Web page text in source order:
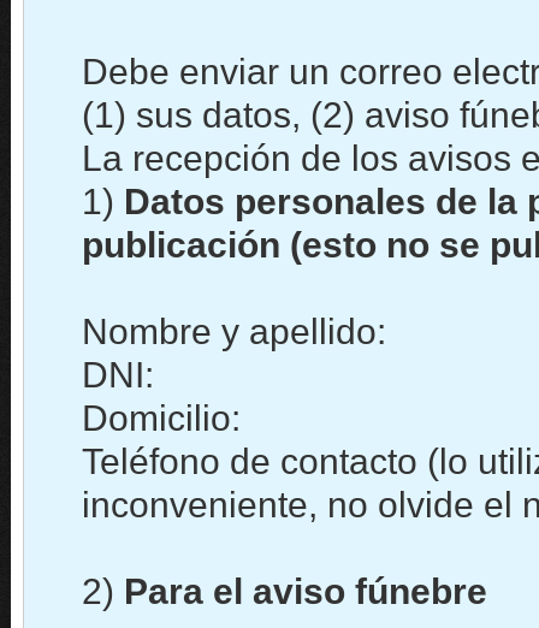
Debe enviar un correo
(1) sus datos, (2) aviso
La recepción de los avisos
1) Datos personales de la
publicación (esto no se
Nombre y apellido:
DNI:
Domicilio:
Teléfono de contacto (lo
inconveniente, no olvide el
2) Para el aviso fúnebre